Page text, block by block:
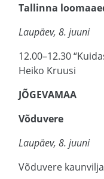
Tallinna
Laupäev, 8. juuni
12.00–12.30
Heiko Kruusi
JÕGEVAMAA
Võduvere
Laupäev, 8. juuni
Võduvere